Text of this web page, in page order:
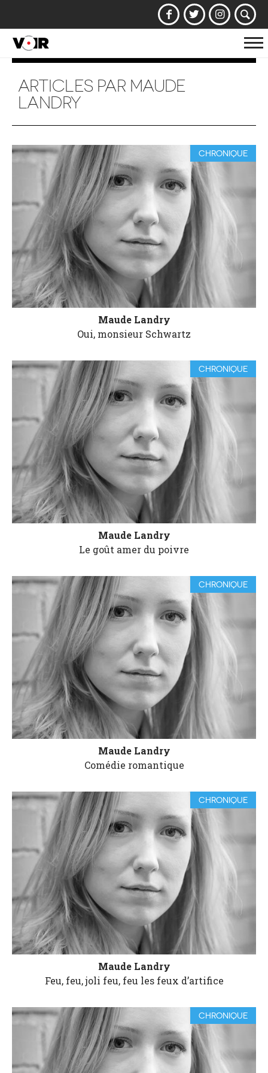
la
ARTICLES PAR MAUDE
LANDRY
CHRONIQUE
Maude Landry
Oui, monsieur Schwartz
CHRONIQUE
Maude Landry
Le goût amer du poivre
CHRONIQUE
Maude Landry
Comédie romantique
CHRONIQUE
Maude Landry
Feu, feu, joli feu, feu les feux d’artifice
CHRONIQUE